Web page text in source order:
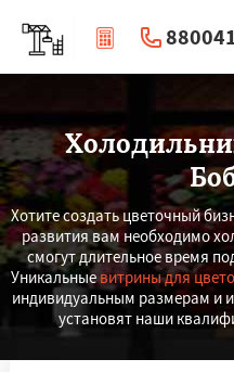
|
Хотите создать цветочный
развития вам необходимо
смогут длительное время
Уникальныевитрины для
индивидуальным размерам и
установят наши